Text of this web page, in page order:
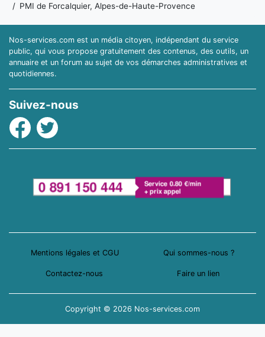
PMI de Forcalquier, Alpes-de-Haute-Provence
Nos-services.com est un média citoyen, indépendant du service
public, qui vous propose gratuitement des contenus, des outils, un
annuaire et un forum au sujet de vos démarches administratives et
quotidiennes.
Suivez-nous
Facebook
Twitter
Mentions légales et CGU Qui sommes-nous ?
Contactez-nous Faire un lien
Copyright © 2026 Nos-services.com